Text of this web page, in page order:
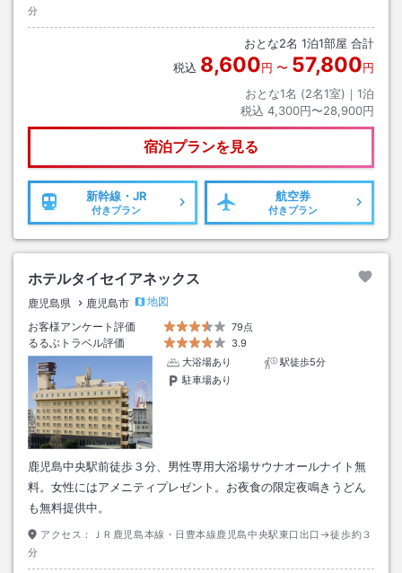
分
おとな2名 1泊1部屋 合計
税込 8,600円 〜 57,800円
おとな1名 (2名1室)｜ 1泊
税込 4,300円〜28,900円
宿泊プランを見る
新幹線・JR
付きプラン
航空券
付きプラン
ホテルタイセイアネックス
鹿児島県 鹿児島市
地図
お客様アンケート評価
79点
るるぶトラベル評価
3.9
大浴場あり
駅徒歩5分
駐車場あり
鹿児島中央駅前徒歩３分、男性専用大浴場サウナオールナイト無
料。女性にはアメニティプレゼント。お夜食の限定夜鳴きうどん
も無料提供中。
アクセス：
ＪＲ鹿児島本線・日豊本線鹿児島中央駅東口出口→徒歩約３
分